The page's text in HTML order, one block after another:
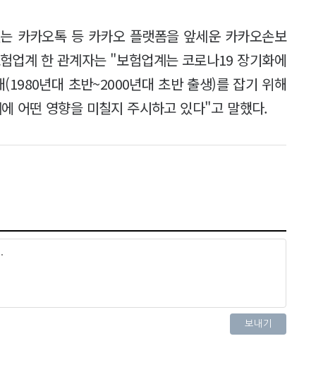
카카오톡 등 카카오 플랫폼을 앞세운 카카오손보
업계 한 관계자는 "보험업계는 코로나19 장기화에
년대 초반~2000년대 초반 출생)를 잡기 위해
어떤 영향을 미칠지 주시하고 있다"고 말했다.